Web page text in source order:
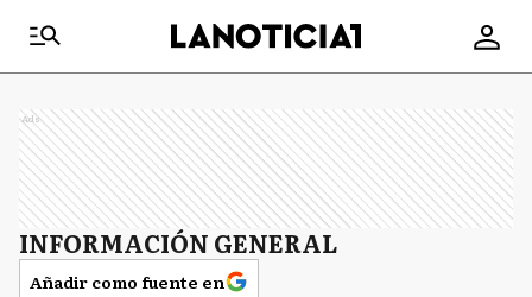
Ads
INFORMACIÓN GENERAL
Añadir como fuente en